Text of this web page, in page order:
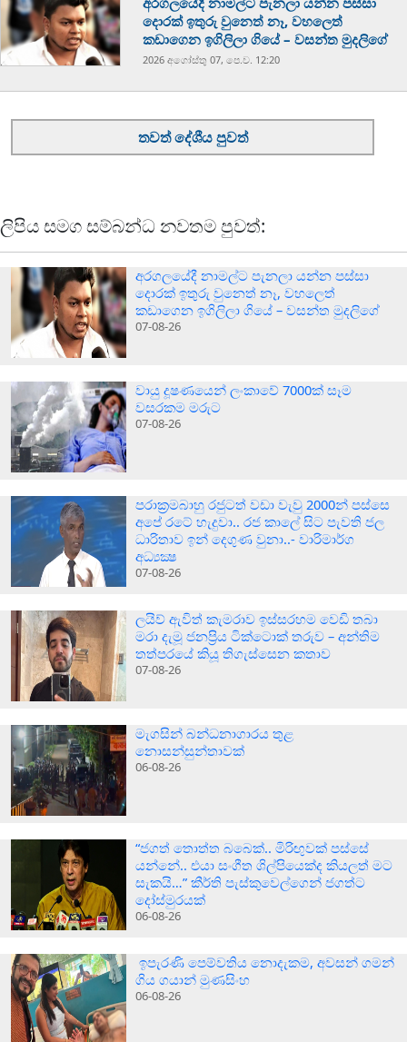
දොරක් ඉතුරු වුනෙත් නෑ, වහලෙත්
කඩාගෙන ඉගිලිලා ගියේ – වසන්ත මුදලිගේ
2026 අගෝස්‍තු 07, පෙ.ව. 12:20
තවත් දේශීය පුවත්
ලිපිය සමග සම්බන්ධ නවතම පුවත්:
අරගලයේදී නාමල්ට පැනලා යන්න පස්ස‍ා
දොරක් ඉතුරු වුනෙත් නෑ, වහලෙත්
කඩාගෙන ඉගිලිලා ගියේ – වසන්ත මුදලිගේ
07-08-26
වායු දූෂණයෙන් ලංකාවේ 7000ක් සෑම
වසරකම මරුට
07-08-26
පරාක‍්‍රමබාහු රජුටත් වඩා වැවු 2000න් පස්සෙ
අපේ රටේ හැදුවා.. රජ කාලේ සිට පැවති ජල
ධාරිතාව ඉන් දෙගුණ වුනා..- වාරිමාර්ග
අධ්‍යක්‍ෂ
07-08-26
ලයිව් ඇවිත් කැමරාව ඉස්සරහම වෙඩි තබා
මරා දැමූ ජනප්‍රිය ටික්ටොක් තරුව – අන්තිම
තත්පරයේ කියූ තිගැස්සෙන කතාව
07-08-26
මැගසින් බන්ධනාගාරය තුළ
නොසන්සුන්තාවක්
06-08-26
“ජගත් තොත්ත බබෙක්.. මිරිඟුවක් පස්සේ
යන්නේ.. එයා සංගීත ශිල්පියෙක්ද කියලත් මට
සැකයි…” කීර්ති පැස්කුවෙල්ගෙන් ජගත්ට
දෝස්මුරයක්
06-08-26
ඉපැරණි පෙම්වතිය නොදැකම, අවසන් ගමන්
ගිය ගයාන් මුණසිංහ
06-08-26